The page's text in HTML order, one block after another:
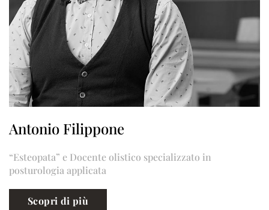
Antonio Filippone
“Esteopata” e Docente olistico specializzato in
posturologia applicata
Scopri di più